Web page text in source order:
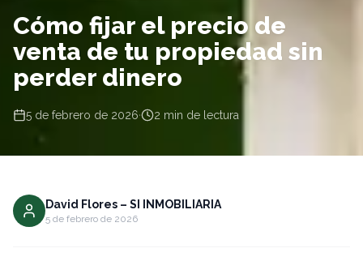
Cómo fijar el precio de
venta de tu propiedad sin
perder dinero
5 de febrero de 2026· 2 min de lectura
David Flores – SI INMOBILIARIA
5 de febrero de 2026